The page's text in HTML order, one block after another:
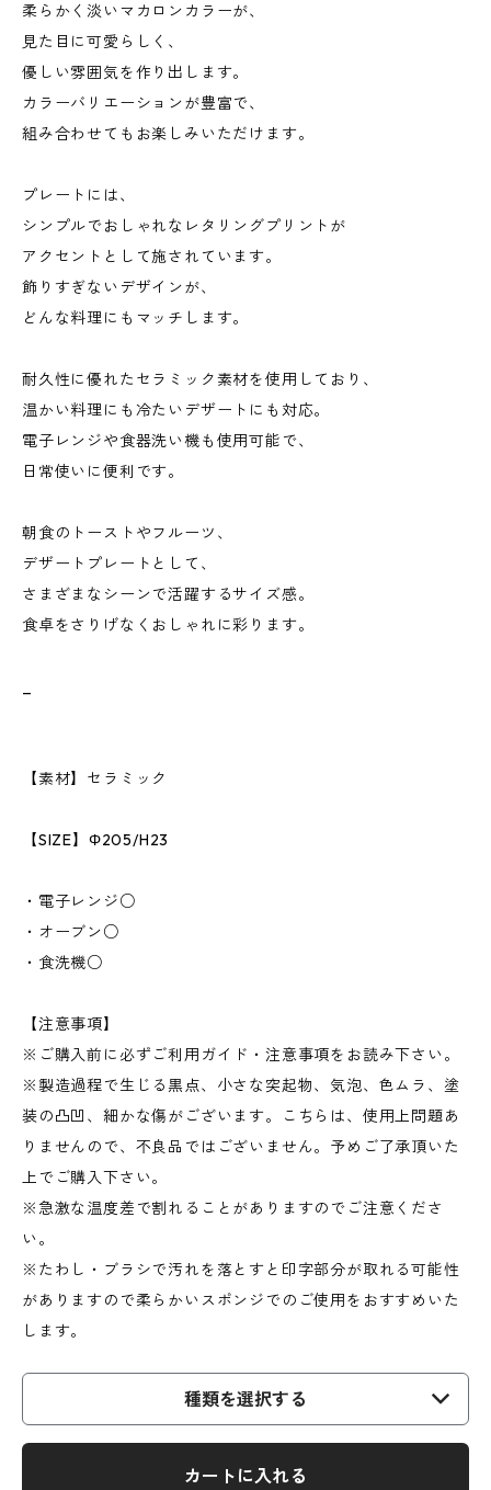
柔らかく淡いマカロンカラーが、
見た目に可愛らしく、
優しい雰囲気を作り出します。
カラーバリエーションが豊富で、
組み合わせてもお楽しみいただけます。
プレートには、
シンプルでおしゃれなレタリングプリントが
アクセントとして施されています。
飾りすぎないデザインが、
どんな料理にもマッチします。
耐久性に優れたセラミック素材を使用しており、
温かい料理にも冷たいデザートにも対応。
電子レンジや食器洗い機も使用可能で、
日常使いに便利です。
朝食のトーストやフルーツ、
デザートプレートとして、
さまざまなシーンで活躍するサイズ感。
食卓をさりげなくおしゃれに彩ります。
【素材】セラミック
【SIZE】Φ205/H23
・電子レンジ○
・オーブン○
・食洗機○
【注意事項】
※ご購入前に必ずご利用ガイド・注意事項をお読み下さい。
※製造過程で生じる黒点、小さな突起物、気泡、色ムラ、塗
装の凸凹、細かな傷がございます。こちらは、使用上問題あ
りませんので、不良品ではございません。予めご了承頂いた
上でご購入下さい。
※急激な温度差で割れることがありますのでご注意くださ
い。
※たわし・ブラシで汚れを落とすと印字部分が取れる可能性
がありますので柔らかいスポンジでのご使用をおすすめいた
します。
種類を選択する
カートに入れる